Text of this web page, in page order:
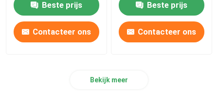
tattoo halve ringlamp
Beste prijs
Contacteer ons
Beste prijs
Contacteer ons
Bekijk meer